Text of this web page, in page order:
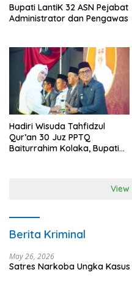
Bupati LantiK 32 ASN Pejabat
Administrator dan Pengawas
Hadiri Wisuda Tahfidzul
Qur’an 30 Juz PPTQ
Baiturrahim Kolaka, Bupati
Berita Kriminal
May 26, 2026
Satres Narkoba Ungka